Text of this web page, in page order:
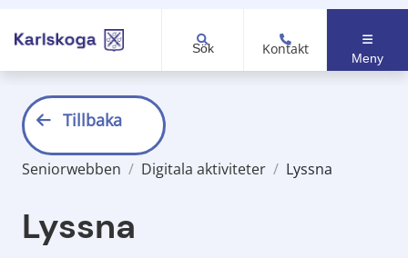
Sök Kontakt
Meny
Tillbaka
Seniorwebben / Digitala aktiviteter / Lyssna
Lyssna